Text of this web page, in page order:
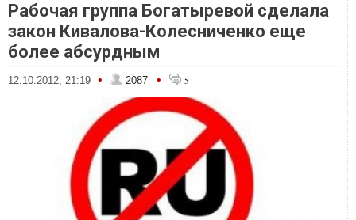
Рабочая группа Богатыревой сделала
закон Кивалова-Колесниченко еще
более абсурдным
12.10.2012, 21:19 • 2087 • 5